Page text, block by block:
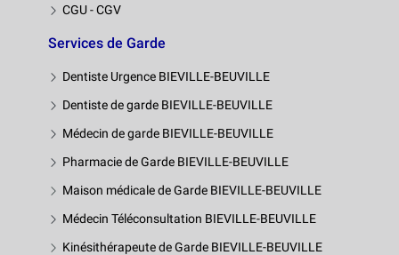
CGU - CGV
Services de Garde
Dentiste Urgence BIEVILLE-BEUVILLE
Dentiste de garde BIEVILLE-BEUVILLE
Médecin de garde BIEVILLE-BEUVILLE
Pharmacie de Garde BIEVILLE-BEUVILLE
Maison médicale de Garde BIEVILLE-BEUVILLE
Médecin Téléconsultation BIEVILLE-BEUVILLE
Kinésithérapeute de Garde BIEVILLE-BEUVILLE